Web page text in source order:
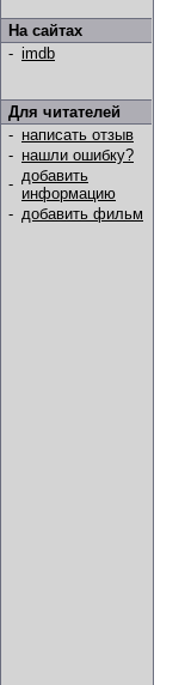
На сайтах
- imdb
Для читателей
- написать отзыв
- нашли ошибку?
- добавить
информацию
- добавить фильм